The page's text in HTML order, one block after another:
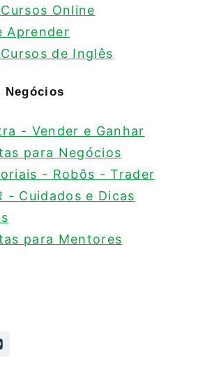
Online
Aprender
de Inglês
Negócios
- Vender e Ganhar
para Negócios
- Robôs - Trader
- Cuidados e Dicas
para Mentores